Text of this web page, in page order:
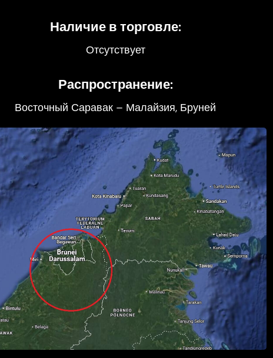
Наличие в торговле:
Отсутствует
Распространение:
Восточный Саравак – Малайзия, Бруней